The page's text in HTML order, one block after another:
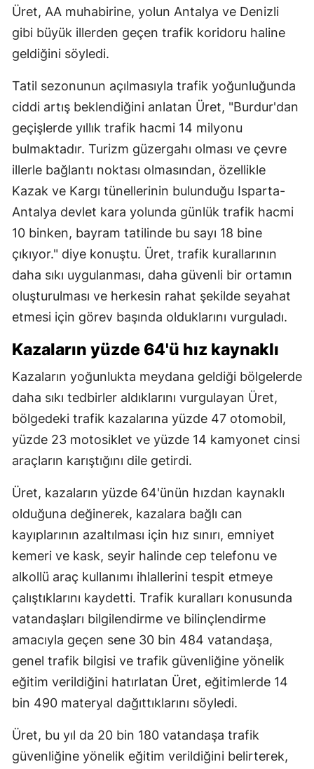
Üret, AA muhabirine, yolun Antalya ve Denizli
gibi büyük illerden geçen trafik koridoru haline
geldiğini söyledi.
Tatil sezonunun açılmasıyla trafik yoğunluğunda
ciddi artış beklendiğini anlatan Üret, "Burdur'dan
geçişlerde yıllık trafik hacmi 14 milyonu
bulmaktadır. Turizm güzergahı olması ve çevre
illerle bağlantı noktası olmasından, özellikle
Kazak ve Kargı tünellerinin bulunduğu Isparta-
Antalya devlet kara yolunda günlük trafik hacmi
10 binken, bayram tatilinde bu sayı 18 bine
çıkıyor." diye konuştu. Üret, trafik kurallarının
daha sıkı uygulanması, daha güvenli bir ortamın
oluşturulması ve herkesin rahat şekilde seyahat
etmesi için görev başında olduklarını vurguladı.
Kazaların yüzde 64'ü hız kaynaklı
Kazaların yoğunlukta meydana geldiği bölgelerde
daha sıkı tedbirler aldıklarını vurgulayan Üret,
bölgedeki trafik kazalarına yüzde 47 otomobil,
yüzde 23 motosiklet ve yüzde 14 kamyonet cinsi
araçların karıştığını dile getirdi.
Üret, kazaların yüzde 64'ünün hızdan kaynaklı
olduğuna değinerek, kazalara bağlı can
kayıplarının azaltılması için hız sınırı, emniyet
kemeri ve kask, seyir halinde cep telefonu ve
alkollü araç kullanımı ihlallerini tespit etmeye
çalıştıklarını kaydetti. Trafik kuralları konusunda
vatandaşları bilgilendirme ve bilinçlendirme
amacıyla geçen sene 30 bin 484 vatandaşa,
genel trafik bilgisi ve trafik güvenliğine yönelik
eğitim verildiğini hatırlatan Üret, eğitimlerde 14
bin 490 materyal dağıttıklarını söyledi.
Üret, bu yıl da 20 bin 180 vatandaşa trafik
güvenliğine yönelik eğitim verildiğini belirterek,